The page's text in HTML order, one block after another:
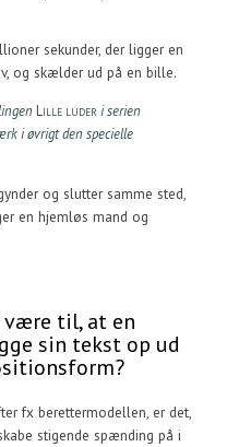
sekunder, der ligger en
og skælder ud på en bille.
Lille luder i serien
i øvrigt den specielle
og slutter samme sted,
en hjemløs mand og
være til, at en
sin tekst op ud
fx berettermodellen, er det,
stigende spænding på i